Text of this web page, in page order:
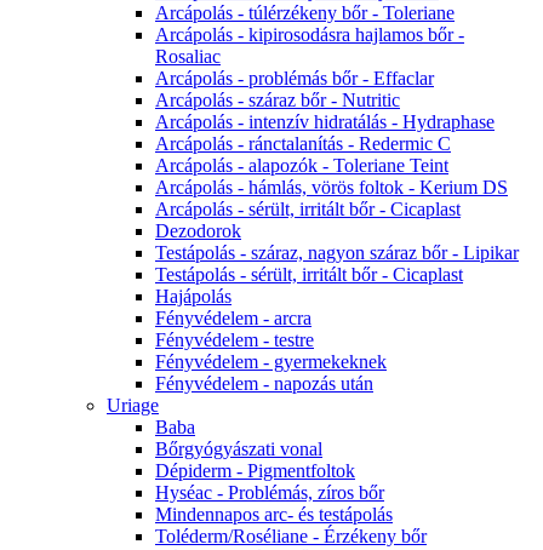
Arcápolás - túlérzékeny bőr - Toleriane
Arcápolás - kipirosodásra hajlamos bőr -
Rosaliac
Arcápolás - problémás bőr - Effaclar
Arcápolás - száraz bőr - Nutritic
Arcápolás - intenzív hidratálás - Hydraphase
Arcápolás - ránctalanítás - Redermic C
Arcápolás - alapozók - Toleriane Teint
Arcápolás - hámlás, vörös foltok - Kerium DS
Arcápolás - sérült, irritált bőr - Cicaplast
Dezodorok
Testápolás - száraz, nagyon száraz bőr - Lipikar
Testápolás - sérült, irritált bőr - Cicaplast
Hajápolás
Fényvédelem - arcra
Fényvédelem - testre
Fényvédelem - gyermekeknek
Fényvédelem - napozás után
Uriage
Baba
Bőrgyógyászati vonal
Dépiderm - Pigmentfoltok
Hyséac - Problémás, zíros bőr
Mindennapos arc- és testápolás
Toléderm/Roséliane - Érzékeny bőr